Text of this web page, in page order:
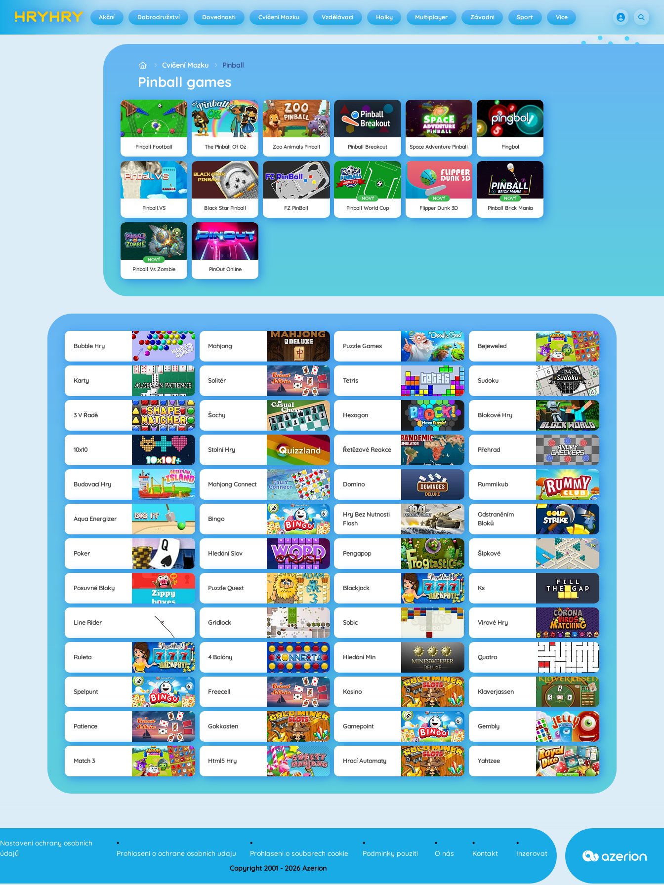
Akční Dobrodružství Dovednosti Cvičení Mozku Vzdělávací Holky Multiplayer Závodni Sport Více
Cvičení Mozku Pinball
Pinball games
Pinball Football The Pinball Of Oz Zoo Animals Pinball Pinball Breakout Space Adventure Pinball Pingbol
Pinball.VS Black Star Pinball FZ PinBall
NOVÝ
Pinball World Cup
NOVÝ
Flipper Dunk 3D
NOVÝ
Pinball Brick Mania
NOVÝ
Pinball Vs Zombie PinOut Online
Bubble Hry Mahjong Puzzle Games Bejeweled
Karty Solitér Tetris Sudoku
3 V Řadě Šachy Hexagon Blokové Hry
10x10 Stolní Hry Řetězové Reakce Přehrad
Budovací Hry Mahjong Connect Domino Rummikub
Aqua Energizer Bingo
Hry Bez Nutnosti
Flash
Odstraněním
Bloků
Poker Hledání Slov Pengapop Šipkové
Posuvné Bloky Puzzle Quest Blackjack Ks
Line Rider Gridlock Sobic Virové Hry
Ruleta 4 Balóny Hledání Min Quatro
Spelpunt Freecell Kasino Klaverjassen
Patience Gokkasten Gamepoint Gembly
Match 3 Html5 Hry Hrací Automaty Yahtzee
Nastavení ochrany osobních
údajů
Prohlaseni o ochrane osobnich udaju Prohlaseni o souborech cookie Podminky pouziti O nás Kontakt
Inzerovat
Copyright 2001 - 2026 Azerion